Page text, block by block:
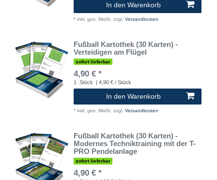
In den Warenkorb
* inkl. ges. MwSt. zzgl. Versandkosten
Fußball Kartothek (30 Karten) -
Verteidigen am Flügel
sofort lieferbar
4,90 € *
1 Stück | 4,90 € / Stück
In den Warenkorb
* inkl. ges. MwSt. zzgl. Versandkosten
Fußball Kartothek (30 Karten) -
Modernes Techniktraining mit der T-
PRO Pendelanlage
sofort lieferbar
4,90 € *